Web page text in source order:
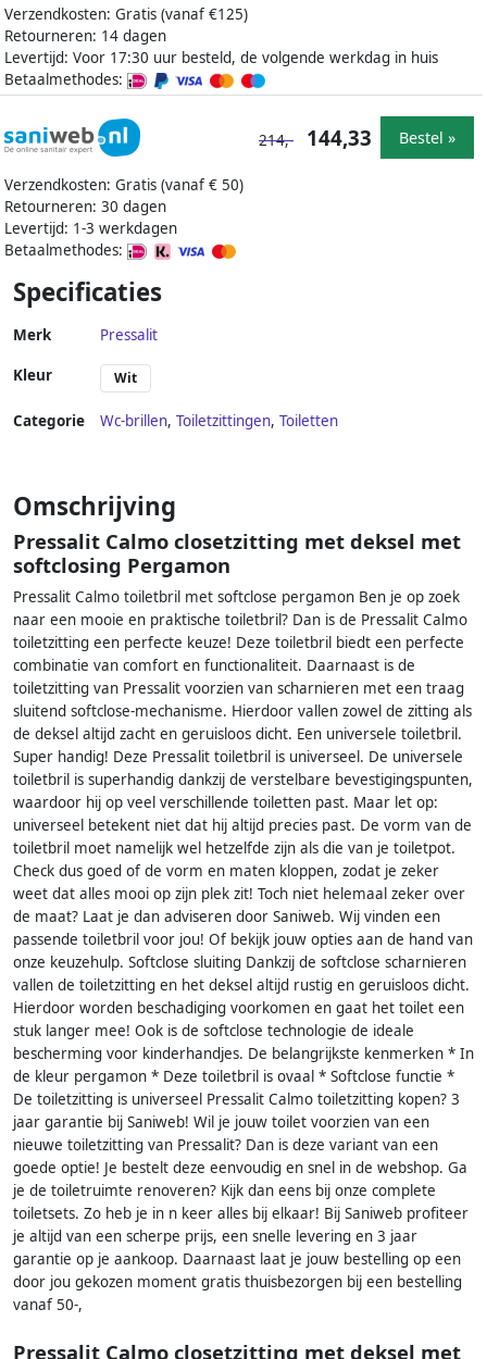
Verzendkosten: Gratis (vanaf €125)
Retourneren: 14 dagen
Levertijd: Voor 17:30 uur besteld, de volgende werkdag in huis
Betaalmethodes:
Verzendkosten: Gratis (vanaf € 50)
Retourneren: 30 dagen
Levertijd: 1-3 werkdagen
Betaalmethodes:
214,- 144,33 Bestel »
Specificaties
Merk Pressalit
Kleur Wit
Categorie Wc-brillen, Toiletzittingen, Toiletten
Omschrijving
Pressalit Calmo closetzitting met deksel met
softclosing Pergamon
Pressalit Calmo toiletbril met softclose pergamon Ben je op zoek
naar een mooie en praktische toiletbril? Dan is de Pressalit Calmo
toiletzitting een perfecte keuze! Deze toiletbril biedt een perfecte
combinatie van comfort en functionaliteit. Daarnaast is de
toiletzitting van Pressalit voorzien van scharnieren met een traag
sluitend softclose-mechanisme. Hierdoor vallen zowel de zitting als
de deksel altijd zacht en geruisloos dicht. Een universele toiletbril.
Super handig! Deze Pressalit toiletbril is universeel. De universele
toiletbril is superhandig dankzij de verstelbare bevestigingspunten,
waardoor hij op veel verschillende toiletten past. Maar let op:
universeel betekent niet dat hij altijd precies past. De vorm van de
toiletbril moet namelijk wel hetzelfde zijn als die van je toiletpot.
Check dus goed of de vorm en maten kloppen, zodat je zeker
weet dat alles mooi op zijn plek zit! Toch niet helemaal zeker over
de maat? Laat je dan adviseren door Saniweb. Wij vinden een
passende toiletbril voor jou! Of bekijk jouw opties aan de hand van
onze keuzehulp. Softclose sluiting Dankzij de softclose scharnieren
vallen de toiletzitting en het deksel altijd rustig en geruisloos dicht.
Hierdoor worden beschadiging voorkomen en gaat het toilet een
stuk langer mee! Ook is de softclose technologie de ideale
bescherming voor kinderhandjes. De belangrijkste kenmerken * In
de kleur pergamon * Deze toiletbril is ovaal * Softclose functie *
De toiletzitting is universeel Pressalit Calmo toiletzitting kopen? 3
jaar garantie bij Saniweb! Wil je jouw toilet voorzien van een
nieuwe toiletzitting van Pressalit? Dan is deze variant van een
goede optie! Je bestelt deze eenvoudig en snel in de webshop. Ga
je de toiletruimte renoveren? Kijk dan eens bij onze complete
toiletsets. Zo heb je in n keer alles bij elkaar! Bij Saniweb profiteer
je altijd van een scherpe prijs, een snelle levering en 3 jaar
garantie op je aankoop. Daarnaast laat je jouw bestelling op een
door jou gekozen moment gratis thuisbezorgen bij een bestelling
vanaf 50-,
Pressalit Calmo closetzitting met deksel met